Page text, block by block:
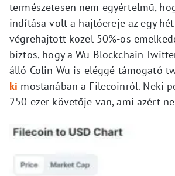
természetesen nem egyértelmű,
indítása volt a hajtóereje az egy
végrehajtott közel 50%-os
biztos, hogy a Wu Blockchain
álló Colin Wu is eléggé támogató
ki mostanában a Filecoinról. Neki
250 ezer követője van, ami azért